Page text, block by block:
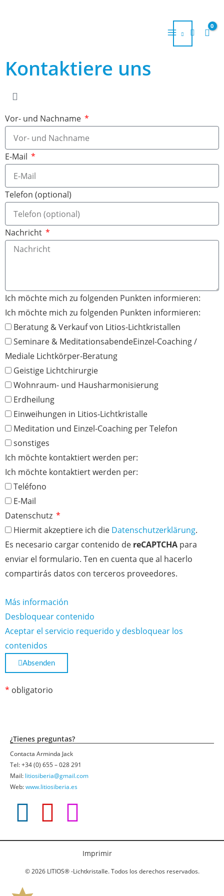
Kontaktiere uns
Vor- und Nachname
E-Mail
Telefon (optional)
Nachricht
Ich möchte mich zu folgenden Punkten informieren:
Ich möchte mich zu folgenden Punkten informieren:
Beratung & Verkauf von Litios-Lichtkristallen
Seminare & MeditationsabendeEinzel-Coaching /
Mediale Lichtkörper-Beratung
Geistige Lichtchirurgie
Wohnraum- und Hausharmonisierung
Erdheilung
Einweihungen in Litios-Lichtkristalle
Meditation und Einzel-Coaching per Telefon
sonstiges
Ich möchte kontaktiert werden per:
Ich möchte kontaktiert werden per:
Teléfono
E-Mail
Datenschutz
Hiermit akzeptiere ich die Datenschutzerklärung.
Es necesario cargar contenido de reCAPTCHA para
enviar el formulario. Ten en cuenta que al hacerlo
compartirás datos con terceros proveedores.
Más información
Desbloquear contenido
Aceptar el servicio requerido y desbloquear los
contenidos
Absenden
* obligatorio
¿Tienes preguntas?
Contacta Arminda Jack
Tel: +34 (0) 655 – 028 291
Mail: litiosiberia@gmail.com
Web:www.litiosiberia.es
F
a
c
e
Y
o
u
I
n
sImprimir
© 2026 LITIOS® -Lichtkristalle. Todos los derechos reservados.